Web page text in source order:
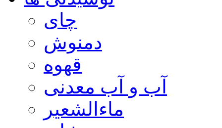
چای
دمنوش
قهوه
آب و آب معدنی
ماءالشعیر